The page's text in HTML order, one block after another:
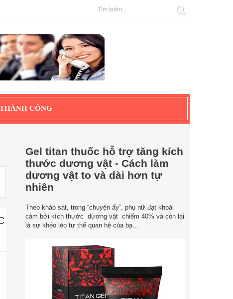
CÔNG
Gel titan thuốc hỗ trợ tăng kích
thước dương vật - Cách làm
dương vật to và dài hơn tự
nhiên
Theo khảo sát, trong “chuyện ấy”, phụ nữ đạt khoái
cảm bởi kích thước dương vật chiếm 40% và còn lại
là sự khéo léo tư thế quan hệ của bạ...